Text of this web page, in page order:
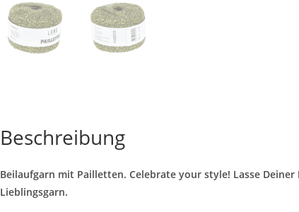
Beschreibung
Beilaufgarn mit Pailletten. Celebrate your style! Lasse
Lieblingsgarn.